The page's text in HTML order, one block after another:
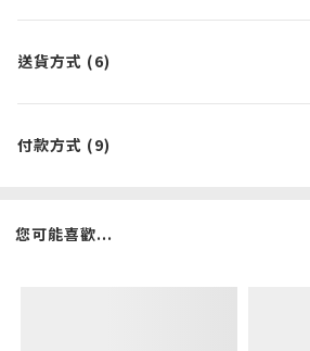
送貨方式 (6)
付款方式 (9)
您可能喜歡...